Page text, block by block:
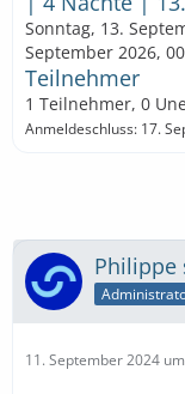
Sonntag, 13.
September 2026,
Teilnehmer
1 Teilnehmer, 0
Anmeldeschluss: 17.
Philippe
11. September 2024